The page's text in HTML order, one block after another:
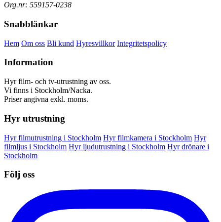
Org.nr: 559157-0238
Snabblänkar
Hem Om oss Bli kund Hyresvillkor Integritetspolicy
Information
Hyr film- och tv-utrustning av oss.
Vi finns i Stockholm/Nacka.
Priser angivna exkl. moms.
Hyr utrustning
Hyr filmutrustning i Stockholm Hyr filmkamera i Stockholm Hyr
filmljus i Stockholm Hyr ljudutrustning i Stockholm Hyr drönare i
Stockholm
Följ oss